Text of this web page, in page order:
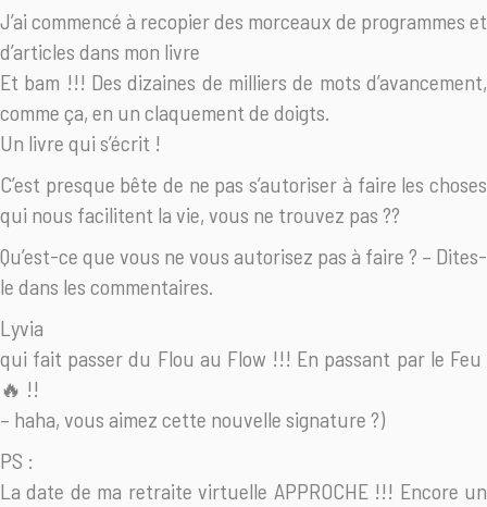
J’ai commencé à recopier des morceaux de programmes et
d’articles dans mon livre
Et bam !!! Des dizaines de milliers de mots d’avancement,
comme ça, en un claquement de doigts.
Un livre qui s’écrit !
C’est presque bête de ne pas s’autoriser à faire les choses
qui nous facilitent la vie, vous ne trouvez pas ??
Qu’est-ce que vous ne vous autorisez pas à faire ? – Dites-
le dans les commentaires.
Lyvia
qui fait passer du Flou au Flow !!! En passant par le Feu
🔥 !!
– haha, vous aimez cette nouvelle signature ?)
PS :
La date de ma retraite virtuelle APPROCHE !!! Encore un